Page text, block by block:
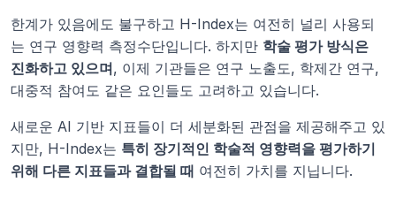
한계가 있음에도 불구하고 H-Index는 여전히 널리 사용되
는 연구 영향력 측정수단입니다. 하지만 학술 평가 방식은
진화하고 있으며, 이제 기관들은 연구 노출도, 학제간 연구,
대중적 참여도 같은 요인들도 고려하고 있습니다.
새로운 AI 기반 지표들이 더 세분화된 관점을 제공해주고 있
지만, H-Index는 특히 장기적인 학술적 영향력을 평가하기
위해 다른 지표들과 결합될 때 여전히 가치를 지닙니다.